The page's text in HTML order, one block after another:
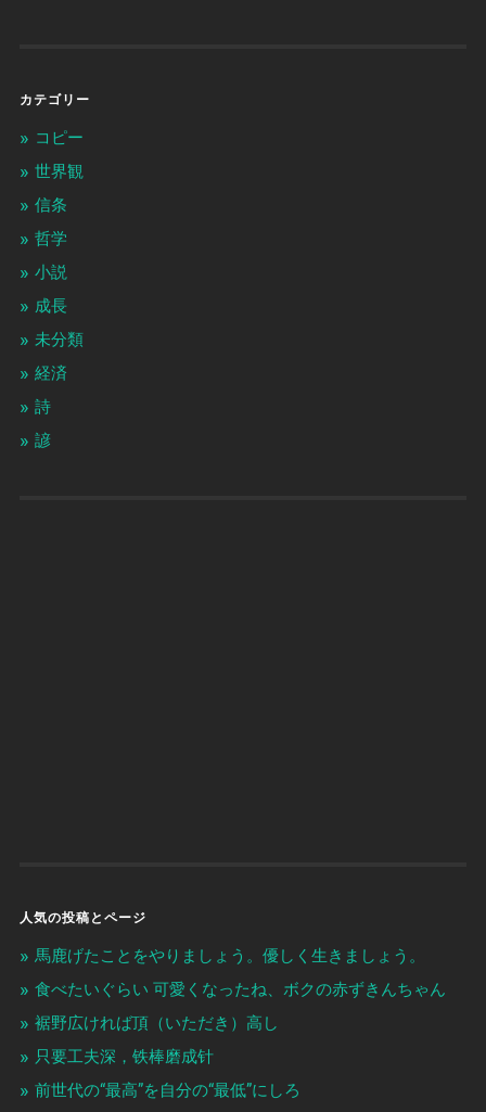
カテゴリー
コピー
世界観
信条
哲学
小説
成長
未分類
経済
詩
諺
人気の投稿とページ
馬鹿げたことをやりましょう。優しく生きましょう。
食べたいぐらい 可愛くなったね、ボクの赤ずきんちゃん
裾野広ければ頂（いただき）高し
只要工夫深，铁棒磨成针
前世代の“最高”を自分の“最低”にしろ